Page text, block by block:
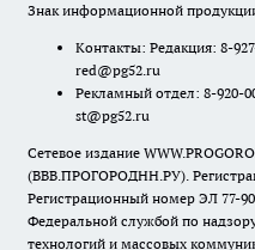
Знак информационной
Контакты: Редакция: 8-
red@pg52.ru
Рекламный отдел: 8-920-
st@pg52.ru
Сетевое издание
(ВВВ.ПРОГОРОДНН.РУ).
Регистрационный номер ЭЛ 77-
Федеральной службой по
технологий и массовых